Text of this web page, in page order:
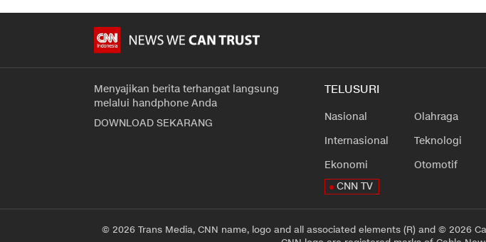
Menyajikan berita terhangat langsung
melalui handphone Anda
DOWNLOAD SEKARANG
TELUSURI
Nasional
Internasional
Ekonomi
Olahraga
Teknologi
Otomotif
CNN TV
© 2026 Trans Media, CNN name, logo and all associated elements (R) and © 2026